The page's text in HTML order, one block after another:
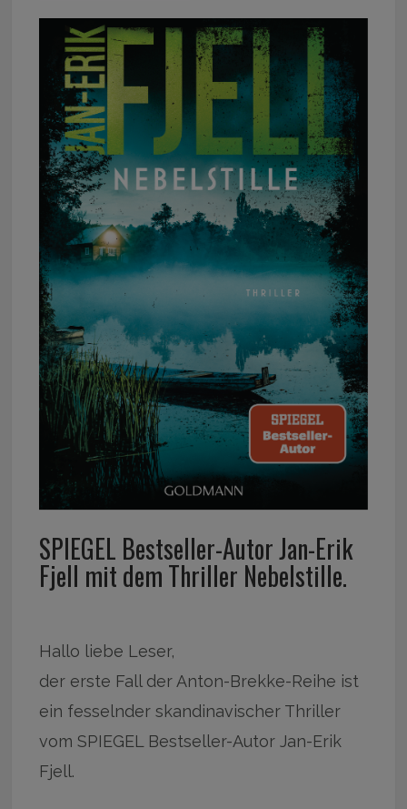
SPIEGEL Bestseller-Autor Jan-Erik
Fjell mit dem Thriller Nebelstille.
Hallo liebe Leser,
der erste Fall der Anton-Brekke-Reihe ist
ein fesselnder skandinavischer Thriller
vom SPIEGEL Bestseller-Autor Jan-Erik
Fjell.